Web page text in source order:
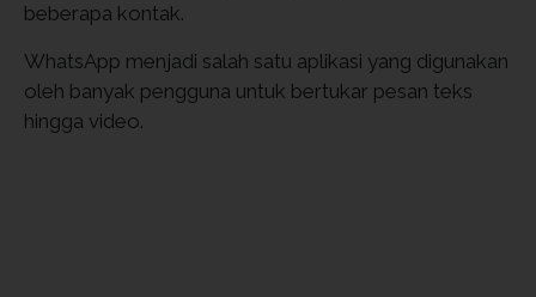
beberapa kontak.
WhatsApp menjadi salah satu aplikasi yang digunakan
oleh banyak pengguna untuk bertukar pesan teks
hingga video.